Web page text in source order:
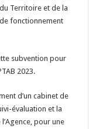
Territoire et de la
fonctionnement
subvention pour
2023.
d’un cabinet de
évaluation et la
pour une